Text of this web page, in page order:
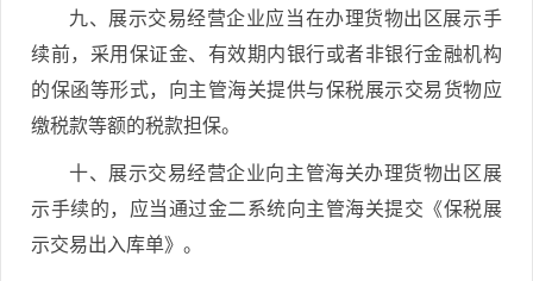
九、展示交易经营企业应当在办理货物出区展示手
续前，采用保证金、有效期内银行或者非银行金融机构
的保函等形式，向主管海关提供与保税展示交易货物应
缴税款等额的税款担保。
十、展示交易经营企业向主管海关办理货物出区展
示手续的，应当通过金二系统向主管海关提交《保税展
示交易出入库单》。